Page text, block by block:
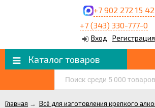
+7 902 272 15 42
+7 (343) 330-777-0
Вход Регистрация
Каталог товаров
Главная → Всё для изготовления крепкого